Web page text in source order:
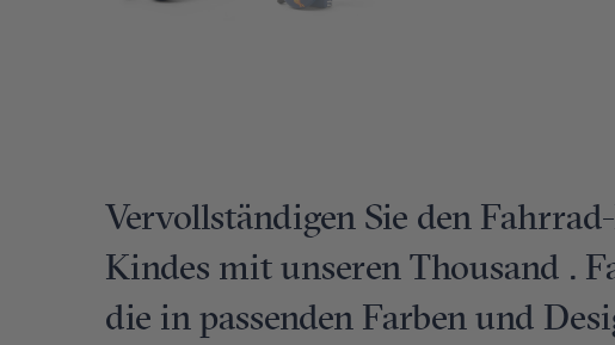
Vervollständigen Sie den
Kindes mit unseren Thousand .
die in passenden Farben und